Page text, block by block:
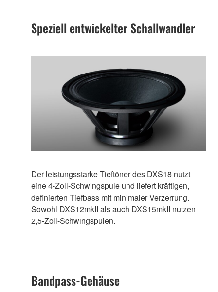
Speziell entwickelter Schallwandler
Der leistungsstarke Tieftöner des DXS18 nutzt
eine 4-Zoll-Schwingspule und liefert kräftigen,
definierten Tiefbass mit minimaler Verzerrung.
Sowohl DXS12mkII als auch DXS15mkII nutzen
2,5-Zoll-Schwingspulen.
Bandpass-Gehäuse